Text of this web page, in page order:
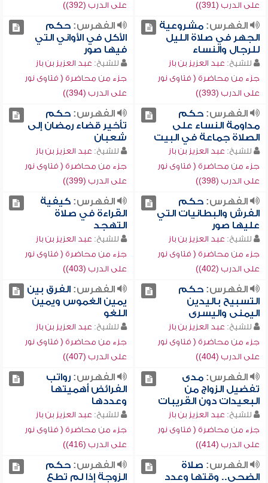
على الدرب (391))
على الدرب (392))
الفهرس:مشروعية
الجهر في صلاة الليل
للرجال والنساء
للشيخ: عبد العزيز بن باز
جزء من محاضرة ( فتاوى نور
على الدرب (393))
الفهرس:حكم
الأكل في الأواني التي
فيها صور
للشيخ: عبد العزيز بن باز
جزء من محاضرة ( فتاوى نور
على الدرب (394))
الفهرس:حكم
مداومة النساء على
الصلاة جماعة في البيت
للشيخ: عبد العزيز بن باز
جزء من محاضرة ( فتاوى نور
على الدرب (398))
الفهرس:حكم
تأخير قضاء رمضان إلى
شعبان
للشيخ: عبد العزيز بن باز
جزء من محاضرة ( فتاوى نور
على الدرب (399))
الفهرس:حكم
الفرش والبطانيات التي
عليها صور
للشيخ: عبد العزيز بن باز
جزء من محاضرة ( فتاوى نور
على الدرب (402))
الفهرس:كيفية
القراءة في صلاة
التهجد
للشيخ: عبد العزيز بن باز
جزء من محاضرة ( فتاوى نور
على الدرب (403))
الفهرس:حكم
التسبيح باليدين
اليمنى واليسرى
للشيخ: عبد العزيز بن باز
جزء من محاضرة ( فتاوى نور
على الدرب (404))
الفهرس:الفرق بين
يمين الغموس ويمين
اللغو
للشيخ: عبد العزيز بن باز
جزء من محاضرة ( فتاوى نور
على الدرب (407))
الفهرس:مدى
تفضيل الزواج من
البعيدات دون القريبات
للشيخ: عبد العزيز بن باز
جزء من محاضرة ( فتاوى نور
على الدرب (414))
الفهرس:رواتب
الفرائض أهميتها
وعددها
للشيخ: عبد العزيز بن باز
جزء من محاضرة ( فتاوى نور
على الدرب (416))
الفهرس: صلاة
الضحى.. وقتها وعدد
الفهرس:حكم
الزوجة إذا لم تطع